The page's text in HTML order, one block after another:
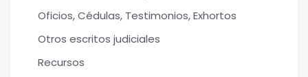
Oficios, Cédulas, Testimonios, Exhortos
Otros escritos judiciales
Recursos